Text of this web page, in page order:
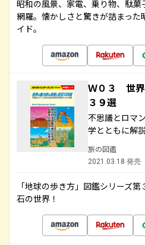
昭和の風景、家電、乗り物、駄
網羅。懐かしさと驚きが詰まっ
イド。
Ｗ０３ 世界
３９選
不思議とロマ
学とともに解
旅の図鑑
2021.03.18 発売
「地球の歩き方」図鑑シリーズ
石の世界！